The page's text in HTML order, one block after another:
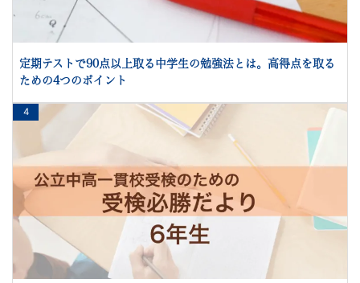
定期テストで90点以上取る中学生の勉強法とは。高得点を取る
ための4つのポイント
4